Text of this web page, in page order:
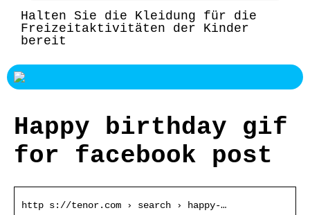
Halten Sie die Kleidung für die
Freizeitaktivitäten der Kinder
bereit
Happy birthday gif
for facebook post
http s://tenor.com › search › happy-…